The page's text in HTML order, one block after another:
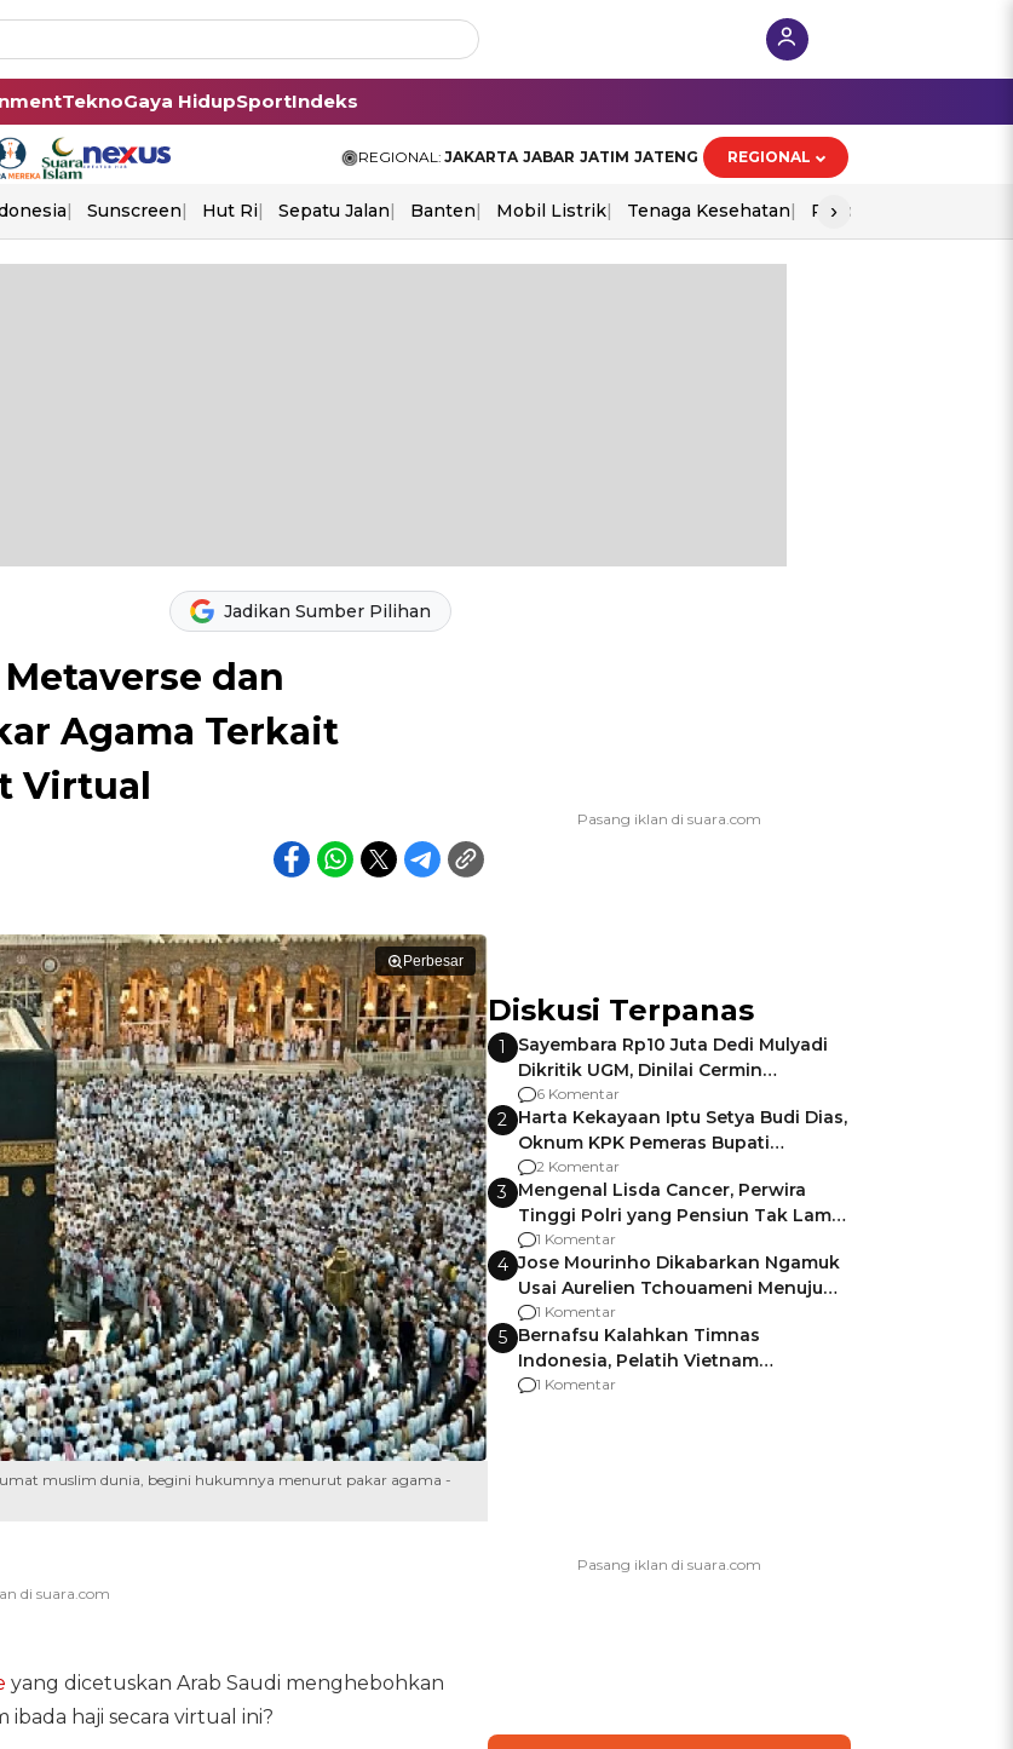
TeknoGaya HidupSportIndeks
REGIONAL: JAKARTA JABAR JATIM JATENG REGIONAL
Sunscreen Hut Ri Sepatu Jalan Banten Mobil Listrik Tenaga Kesehatan Piala Aff 2026
›
Jadikan Sumber Pilihan
dan
Agama Terkait
Virtual
Perbesar
muslim dunia, begini hukumnya menurut pakar agama -
yang dicetuskan Arab Saudi menghebohkan
haji secara virtual ini?
Diskusi Terpanas
1
Sayembara Rp10 Juta Dedi Mulyadi
Dikritik UGM, Dinilai Cermin
Gagalnya Negara Jamin Keamanan
6 Komentar
2 Harta Kekayaan Iptu Setya Budi Dias,
Oknum KPK Pemeras Bupati
Pemalang
2 Komentar
3 Mengenal Lisda Cancer, Perwira
Tinggi Polri yang Pensiun Tak Lama
Usai Jadi Brigjen
1 Komentar
4 Jose Mourinho Dikabarkan Ngamuk
Usai Aurelien Tchouameni Menuju
Manchester United
1 Komentar
5 Bernafsu Kalahkan Timnas
Indonesia, Pelatih Vietnam
Berencana Pakai Jimat di Pakansari
1 Komentar